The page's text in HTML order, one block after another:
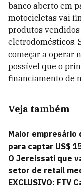
banco aberto em
motocicletas vai
produtos
eletrodomésticos.
começar a operar
possível que o
financiamento de
Veja também
Maior empresário
para captar US$
O Jereissati que
setor de retail
EXCLUSIVO: FTV